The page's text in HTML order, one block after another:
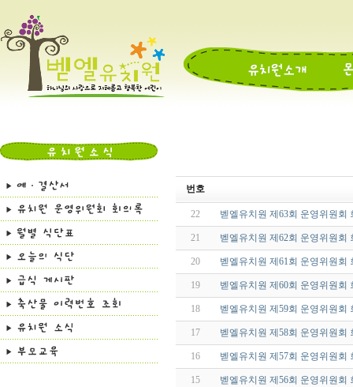
번호
22 벧엘유치원 제63회 운영위원
21 벧엘유치원 제62회 운영위원회
20 벧엘유치원 제61회 운영위원회
19 벧엘유치원 제60회 운영위원회
18 벧엘유치원 제59회 운영위원
17 벧엘유치원 제58회 운영위원
16 벧엘유치원 제57회 운영위원회
15 벧엘유치원 제56회 운영위원회